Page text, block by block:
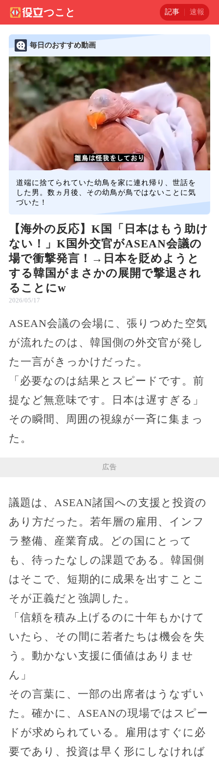
記事 速報
毎日のおすすめ動画
道端に捨てられていた幼鳥を家に連れ帰り、世話を
した男。数ヵ月後、その幼鳥が鳥ではないことに気
づいた！
【海外の反応】K国「日本はもう助け
ない！」K国外交官がASEAN会議の
場で衝撃発言！→日本を貶めようと
する韓国がまさかの展開で撃退され
ることにw
2026/05/17
ASEAN会議の会場に、張りつめた空気
が流れたのは、韓国側の外交官が発し
た一言がきっかけだった。
「必要なのは結果とスピードです。前
提など無意味です。日本は遅すぎる」
その瞬間、周囲の視線が一斉に集まっ
た。
広告
議題は、ASEAN諸国への支援と投資の
あり方だった。若年層の雇用、インフ
ラ整備、産業育成。どの国にとって
も、待ったなしの課題である。韓国側
はそこで、短期的に成果を出すことこ
そが正義だと強調した。
「信頼を積み上げるのに十年もかけて
いたら、その間に若者たちは機会を失
う。動かない支援に価値はありませ
ん」
その言葉に、一部の出席者はうなずい
た。確かに、ASEANの現場ではスピー
ドが求められている。雇用はすぐに必
要であり、投資は早く形にしなければ